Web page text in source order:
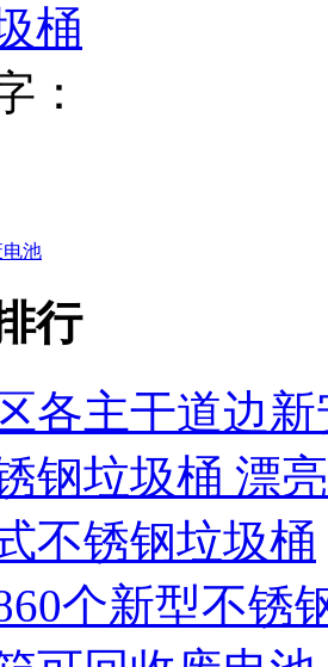
桶
：
电池
行
各主干道边
钢垃圾桶 漂
不锈钢垃圾桶
个新型不锈